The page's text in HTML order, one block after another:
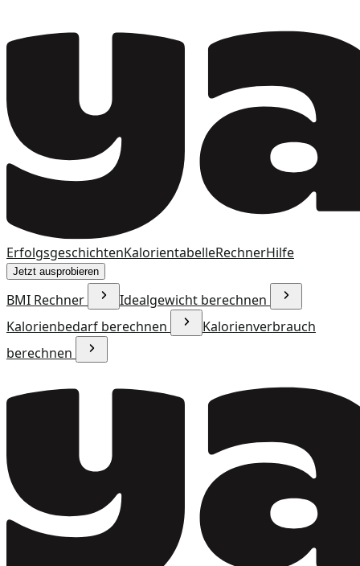
ErfolgsgeschichtenKalorientabelleRechnerHilfe
Jetzt ausprobieren
BMI Rechner
Idealgewicht berechnen
Kalorienbedarf berechnen
Kalorienverbrauch
berechnen